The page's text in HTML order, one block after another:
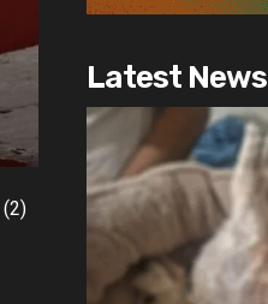
(2)
Latest News